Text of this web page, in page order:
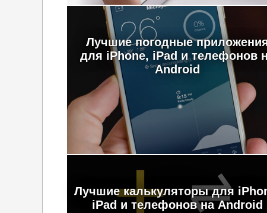
Лучшие погодные
для iPhone, iPad и телефонов
Android
Лучшие калькуляторы для
iPad и телефонов на Android